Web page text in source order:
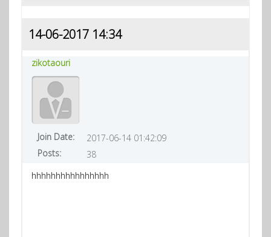
14-06-2017 14:34
zikotaouri
Join Date:
2017-06-14 01:42:09
Posts:
38
hhhhhhhhhhhhhhhh